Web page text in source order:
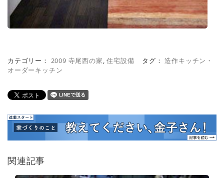
カテゴリー： 2009 寺尾西の家,住宅設備 タグ：造作キッチン・
オーダーキッチン
関連記事